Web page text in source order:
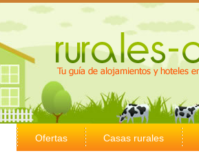
Ofertas Casas rurales